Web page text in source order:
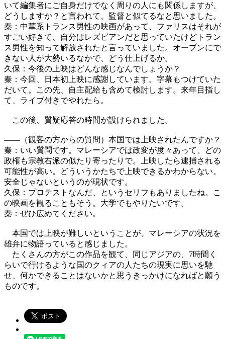
いて編集者にご自身だけでなく周りの人にも関係しますが、
どうしますか？と言われて、監督と似てるなと思いました。
秦：中華系トランス男性の映画があって、ファリスはそれが
すごい好きで、自分はレズビアンだと思っていたけどトラン
ス男性を知って解放されたと言っていました。オープンにで
きない人が大勢いるなかで、どう仕上げるか。
久保：今後の上映はどんな感じなんでしょうか？
秦：今回、日本初上映に感謝しています。字幕もつけていた
だいて。この先、自主配給も含めて検討します。来年目指し
て、ライブ付きでやれたら。
この後、質疑応答の時間が設けられました。
――（観客の方からの質問）本国では上映されたんですか？
秦：いい質問です。マレーシアでは政変が度々あって、どの
政権も宗教右派の似たり寄ったりで。上映したら逮捕される
可能性が高い。どういうかたちで上映できるかわからない。
安全じゃないというのが現状です。
久保：プロテストなんだ、というセリフもありましたね。こ
の映画を観ることもそう。大学でもやりたいです。
秦：ぜひ広めてください。
本国では上映が難しいということが、マレーシアの状況を
雄弁に物語っていると感じました。
たくさんの方がこの作品を観て、同じアジアの、7時間く
らいで行けるような国のクィアの人たちの現実に思いを馳
せ、何かできることはないかと思うきっかけになればと願う
ものです。